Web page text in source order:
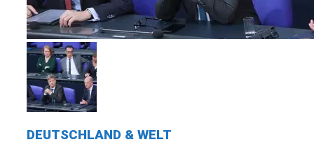
DEUTSCHLAND & WELT